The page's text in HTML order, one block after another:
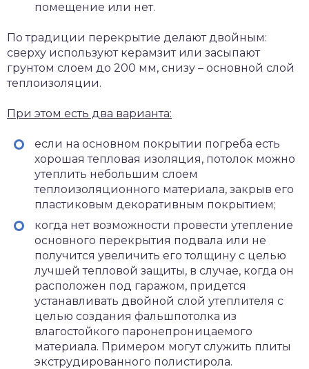
помещение или нет.
По традиции перекрытие делают двойным:
сверху используют керамзит или засыпают
грунтом слоем до 200 мм, снизу – основной слой
теплоизоляции.
При этом есть два варианта:
если на основном покрытии погреба есть
хорошая тепловая изоляция, потолок можно
утеплить небольшим слоем
теплоизоляционного материала, закрыв его
пластиковым декоративным покрытием;
когда нет возможности провести утепление
основного перекрытия подвала или не
получится увеличить его толщину с целью
лучшей тепловой защиты, в случае, когда он
расположен под гаражом, придется
устанавливать двойной слой утеплителя с
целью создания фальшпотолка из
влагостойкого паронепроницаемого
материала. Примером могут служить плиты
экструдированного полистирола.